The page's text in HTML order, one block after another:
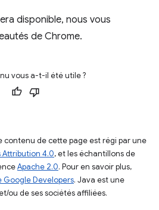
disponible, nous vous
de Chrome.
vous a-t-il été utile ?
contenu de cette page est régi par une
Attribution 4.0, et les échantillons de
Apache 2.0. Pour en savoir plus,
Google Developers. Java est une
ou de ses sociétés affiliées.